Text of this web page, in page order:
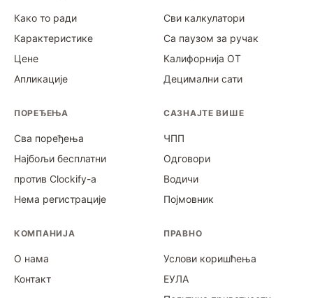
Како то ради
Карактеристике
Цене
Апликације
Сви калкулатори
Са паузом за ручак
Калифорнија ОТ
Децимални сати
ПОРЕЂЕЊА
Сва поређења
Најбољи бесплатни
против Clockify-а
Нема регистрације
САЗНАЈТЕ ВИШЕ
ЧПП
Одговори
Водичи
Појмовник
КОМПАНИЈА
О нама
Контакт
ПРАВНО
Услови коришћења
ЕУЛА